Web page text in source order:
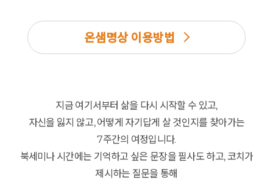
온샘명상 이용방법
지금 여기서부터 삶을 다시 시작할 수 있고,
자신을 잃지 않고, 어떻게 자기답게 살 것인지를 찾아가는
7주간의 여정입니다.
북세미나 시간에는 기억하고 싶은 문장을 필사도 하고, 코치가
제시하는 질문을 통해